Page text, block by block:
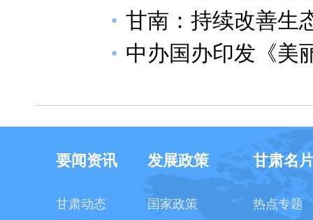
甘南：持续改善生
中办国办印发《美
要闻资讯
甘肃动态
发展政策
国家政策
甘肃名
热点专题